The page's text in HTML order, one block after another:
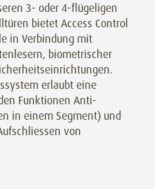
3- oder 4-flügeligen
bietet Access Control
in Verbindung mit
biometrischer
erlaubt eine
Funktionen Anti-
in einem Segment) und
von